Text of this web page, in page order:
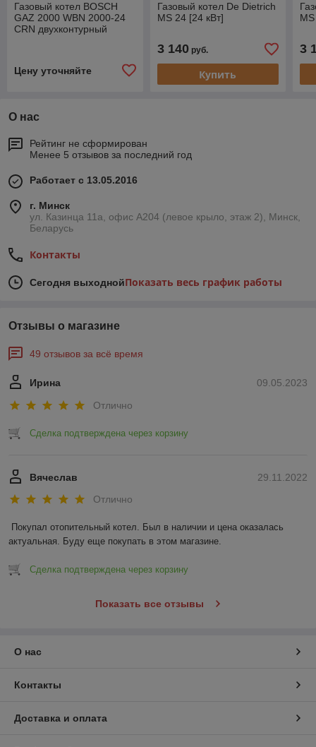
Газовый котел BOSCH
GAZ 2000 WBN 2000-24
CRN двухконтурный
Цену уточняйте
Газовый котел De Dietrich
MS 24 [24 кВт]
3 140руб.
Купить
3
О нас
Рейтинг не сформирован
Менее 5 отзывов за последний год
Работает с 13.05.2016
г. Минск
ул. Казинца 11а, офис А204 (левое крыло, этаж 2), Минск,
Беларусь
Контакты
Сегодня выходнойПоказать весь график работы
Отзывы о магазине
49 отзывов за всё время
09.05.2023
Ирина
Отлично
Сделка подтверждена через корзину
29.11.2022
Вячеслав
Отлично
Покупал отопительный котел. Был в наличии и цена оказалась
актуальная. Буду еще покупать в этом магазине.
Сделка подтверждена через корзину
Показать все отзывы
О нас
Контакты
Доставка и оплата